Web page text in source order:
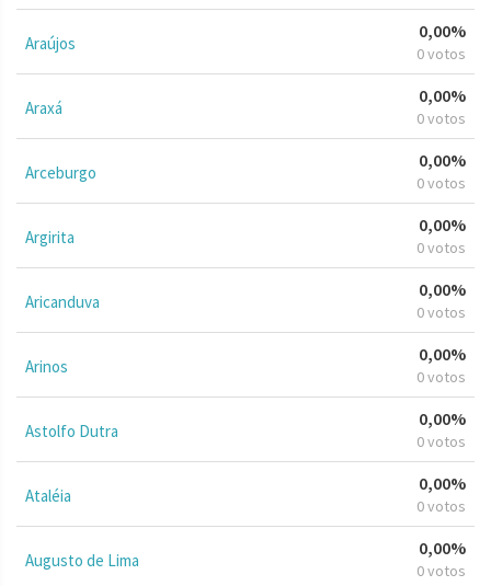
Araújos
0,00%
0 votos
Araxá
0,00%
0 votos
Arceburgo
0,00%
0 votos
Argirita
0,00%
0 votos
Aricanduva
0,00%
0 votos
Arinos
0,00%
0 votos
Astolfo Dutra
0,00%
0 votos
Ataléia
0,00%
0 votos
Augusto de Lima
0,00%
0 votos